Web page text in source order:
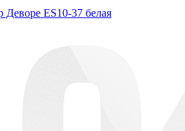
Деворе ES10-37 белая